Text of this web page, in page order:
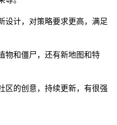
设计，对策略要求更高，满足
物和僵尸，还有新地图和特
区的创意，持续更新，有很强